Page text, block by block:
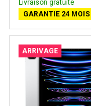
Livraison gratuite
GARANTIE 24 MOIS
ARRIVAGE